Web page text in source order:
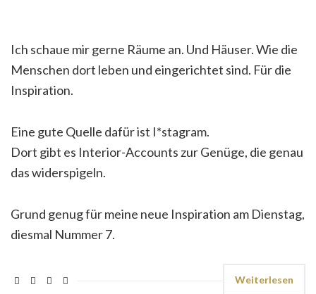
Ich schaue mir gerne Räume an. Und Häuser. Wie die
Menschen dort leben und eingerichtet sind. Für die
Inspiration.
Eine gute Quelle dafür ist I*stagram.
Dort gibt es Interior-Accounts zur Genüge, die genau
das widerspigeln.
Grund genug für meine neue Inspiration am Dienstag,
diesmal Nummer 7.
Weiterlesen